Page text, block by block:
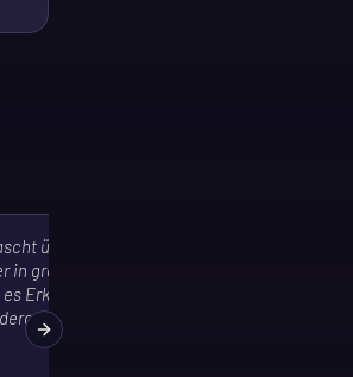
über sehr üppig
in großer Zahl. Über
Erklärungen. Im Moment
mit Film
Next slide